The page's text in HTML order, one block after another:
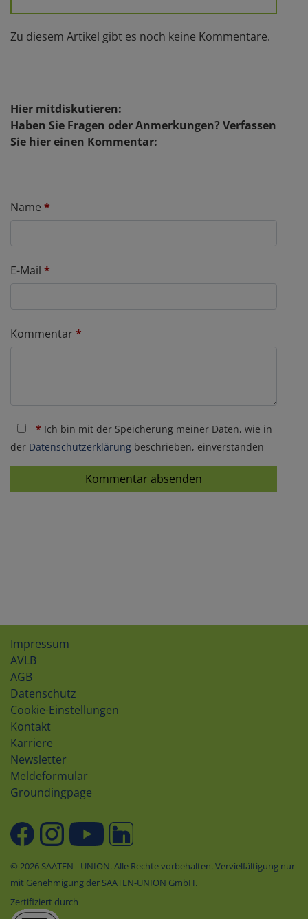
Zu diesem Artikel gibt es noch keine Kommentare.
Hier mitdiskutieren:
Haben Sie Fragen oder Anmerkungen? Verfassen
Sie hier einen Kommentar:
Name *
E-Mail *
Kommentar *
* Ich bin mit der Speicherung meiner Daten, wie in
der Datenschutzerklärung beschrieben, einverstanden
Kommentar absenden
Impressum
AVLB
AGB
Datenschutz
Cookie-Einstellungen
Kontakt
Karriere
Newsletter
Meldeformular
Groundingpage
© 2026 SAATEN - UNION. Alle Rechte vorbehalten. Vervielfältigung nur
mit Genehmigung der SAATEN-UNION GmbH.
Zertifiziert durch